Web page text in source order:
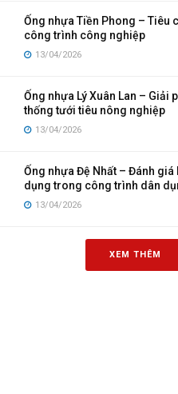
Ống nhựa Tiền Phong – Tiêu
công trình công nghiệp
13/04/2026
Ống nhựa Lý Xuân Lan – Giải
thống tưới tiêu nông nghiệp
13/04/2026
Ống nhựa Đệ Nhất – Đánh giá
dụng trong công trình dân
13/04/2026
XEM THÊM